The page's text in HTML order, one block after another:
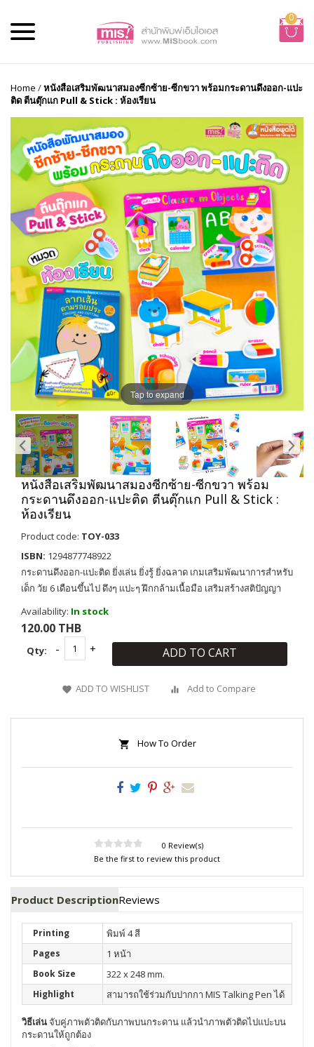
0
Home /หนังสือเสริมพัฒนาสมองซีกซ้าย-ซีกขวา พร้อมกระดานดึงออก-แปะ
ติด ตีนตุ๊กแก Pull & Stick : ห้องเรียน
Tap to expand
หนังสือเสริมพัฒนาสมองซีกซ้าย-ซีกขวา พร้อม
กระดานดึงออก-แปะติด ตีนตุ๊กแก Pull & Stick :
ห้องเรียน
Product code: TOY-033
ISBN: 1294877748922
กระดานดึงออก-แปะติด ยิ่งเล่น ยิ่งรู้ ยิ่งฉลาด เกมเสริมพัฒนาการสำหรับ
เด็ก วัย 6 เดือนขึ้นไป ดึงๆ แปะๆ ฝึกกล้ามเนื้อมือ เสริมสร้างสติปัญญา
Availability: In stock
120.00 THB
Qty: ADD TO CART
ADD TO WISHLIST Add to Compare
How To Order
0 Review(s)
Be the first to review this product
Product DescriptionReviews
Printing พิมพ์ 4 สี
Pages 1 หน้า
Book Size 322 x 248 mm.
Highlight สามารถใช้ร่วมกับปากกา MIS Talking Pen ได้
วิธีเล่นจับคู่ภาพตัวติดกับภาพบนกระดาน แล้วนำภาพตัวติดไปแปะบน
กระดานให้ถูกต้อง